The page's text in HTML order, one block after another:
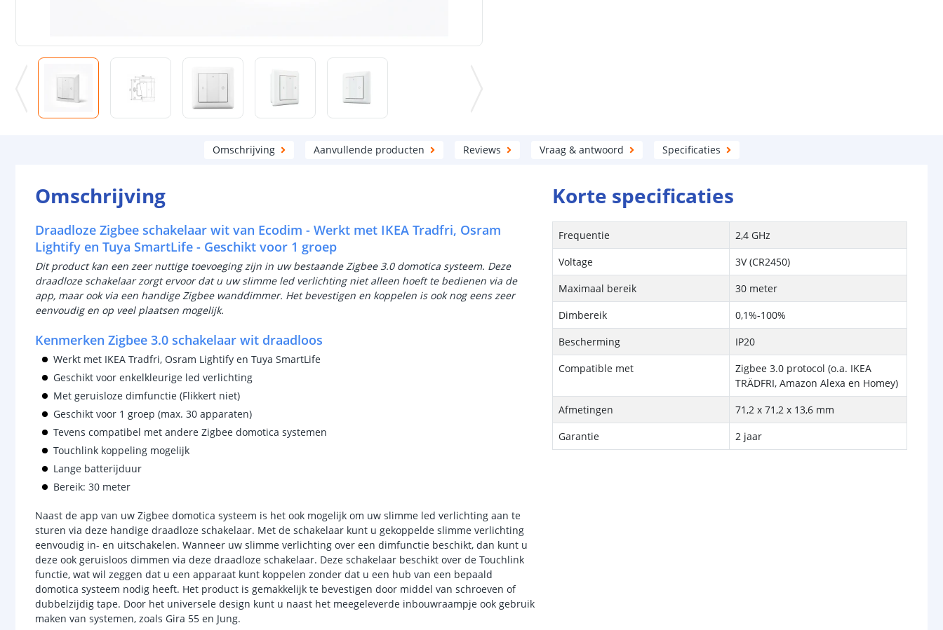
Omschrijving Aanvullende producten Reviews Vraag & antwoord Specificaties
Omschrijving
Draadloze Zigbee schakelaar wit van Ecodim - Werkt met IKEA Tradfri, Osram
Lightify en Tuya SmartLife - Geschikt voor 1 groep
Dit product kan een zeer nuttige toevoeging zijn in uw bestaande Zigbee 3.0 domotica systeem. Deze
draadloze schakelaar zorgt ervoor dat u uw slimme led verlichting niet alleen hoeft te bedienen via de
app, maar ook via een handige Zigbee wanddimmer. Het bevestigen en koppelen is ook nog eens zeer
eenvoudig en op veel plaatsen mogelijk.
Kenmerken Zigbee 3.0 schakelaar wit draadloos
Werkt met IKEA Tradfri, Osram Lightify en Tuya SmartLife
Geschikt voor enkelkleurige led verlichting
Met geruisloze dimfunctie (Flikkert niet)
Geschikt voor 1 groep (max. 30 apparaten)
Tevens compatibel met andere Zigbee domotica systemen
Touchlink koppeling mogelijk
Lange batterijduur
Bereik: 30 meter
Naast de app van uw Zigbee domotica systeem is het ook mogelijk om uw slimme led verlichting aan te
sturen via deze handige draadloze schakelaar. Met de schakelaar kunt u gekoppelde slimme verlichting
eenvoudig in- en uitschakelen. Wanneer uw slimme verlichting over een dimfunctie beschikt, dan kunt u
deze ook geruisloos dimmen via deze draadloze schakelaar. Deze schakelaar beschikt over de Touchlink
functie, wat wil zeggen dat u een apparaat kunt koppelen zonder dat u een hub van een bepaald
domotica systeem nodig heeft. Het product is gemakkelijk te bevestigen door middel van schroeven of
dubbelzijdig tape. Door het universele design kunt u naast het meegeleverde inbouwraampje ook gebruik
maken van systemen, zoals Gira 55 en Jung.
Korte specificaties
Frequentie
2,4 GHz
Voltage
3V (CR2450)
Maximaal bereik
30 meter
Dimbereik
0,1%-100%
Bescherming
IP20
Compatible met
Zigbee 3.0 protocol (o.a. IKEA
TRÄDFRI, Amazon Alexa en Homey)
Afmetingen
71,2 x 71,2 x 13,6 mm
Garantie
2 jaar